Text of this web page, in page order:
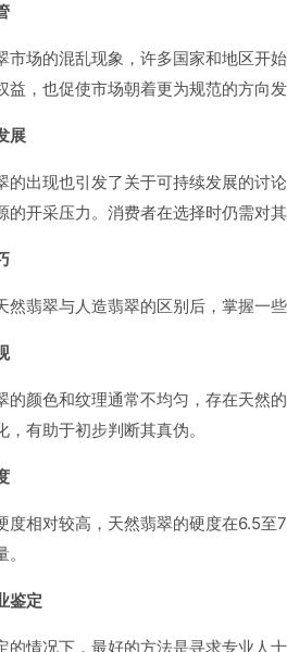
市场的混乱现象，许多国家和地区开
益，也促使市场朝着更为规范的方向发
展
的出现也引发了关于可持续发展的讨
的开采压力。消费者在选择时仍需对
然翡翠与人造翡翠的区别后，掌握一
的颜色和纹理通常不均匀，存在天然
，有助于初步判断其真伪。
度相对较高，天然翡翠的硬度在6.5
鉴定
的情况下，最好的方法是寻求专业人